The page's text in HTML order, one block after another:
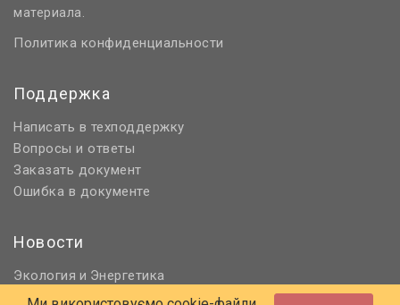
материала.
Политика конфиденциальности
Поддержка
Написать в техподдержку
Вопросы и ответы
Заказать документ
Ошибка в документе
Новости
Экология и Энергетика
Нормативное регулирование